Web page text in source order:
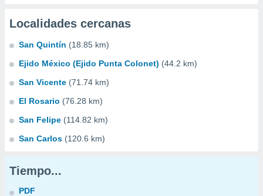
Localidades cercanas
San Quintín (18.85 km)
Ejido México (Ejido Punta Colonet) (44.2 km)
San Vicente (71.74 km)
El Rosario (76.28 km)
San Felipe (114.82 km)
San Carlos (120.6 km)
Tiempo...
PDF